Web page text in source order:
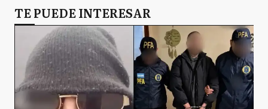
TE PUEDE INTERESAR